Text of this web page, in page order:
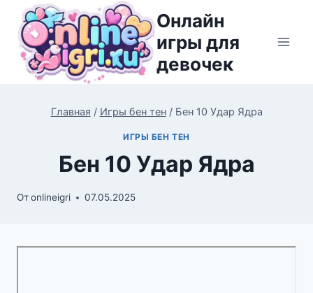
Перейти
содержимому
Онлайн
игры для
девочек
Главная / Игры бен тен / Бен 10 Удар Ядра
ИГРЫ БЕН ТЕН
Бен 10 Удар Ядра
Отonlineigri 07.05.2025